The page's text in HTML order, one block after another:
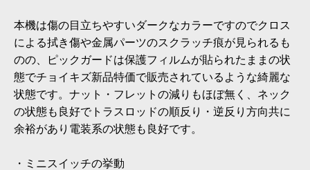
本機は傷の目立ちやすいダークなカラーですのでクロス
による拭き傷や金属パーツのスクラッチ痕が見られるも
のの、ピックガードは保護フィルムが貼られたままの状
態でチョイキズ新品特価で販売されているような綺麗な
状態です。ナット・フレットの減りもほぼ無く、ネック
の状態も良好でトラスロッドの順反り・逆反り方向共に
余裕があり電装系の状態も良好です。
・ミニスイッチの挙動